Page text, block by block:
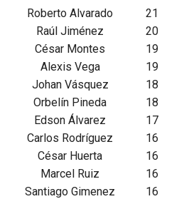
Roberto Alvarado
21
Raúl Jiménez
20
César Montes
19
Alexis Vega
19
Johan Vásquez
18
Orbelín Pineda
18
Edson Álvarez
17
Carlos Rodríguez
16
César Huerta
16
Marcel Ruiz
16
Santiago Gimenez
16